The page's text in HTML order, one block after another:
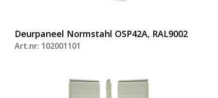
Deurpaneel Normstahl OSP42A, RAL9002
Art.nr: 102001101